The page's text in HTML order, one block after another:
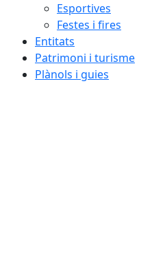
Esportives
Festes i fires
Entitats
Patrimoni i turisme
Plànols i guies